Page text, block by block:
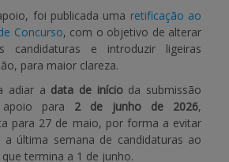
foi publicada uma retificação ao
Concurso, com o objetivo de alterar
e introduzir ligeiras
para maior clareza.
adiar a data de inícioda submissão
para 2 de junho de 2026,
para 27 de maio, por forma a evitar
a última semana de candidaturas ao
termina a 1 de junho.